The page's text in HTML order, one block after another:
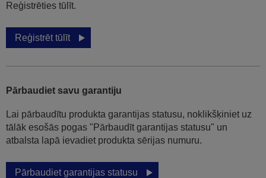
Reģistrēties tūlīt.
Reģistrēt tūlīt
Pārbaudiet savu garantiju
Lai pārbaudītu produkta garantijas statusu, noklikšķiniet uz
tālāk esošās pogas "Pārbaudīt garantijas statusu" un
atbalsta lapā ievadiet produkta sērijas numuru.
Pārbaudiet garantijas statusu